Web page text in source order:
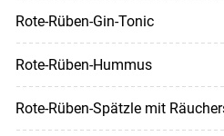
Rote-Rüben-Gin-Tonic
Rote-Rüben-Hummus
Rote-Rüben-Spätzle mit